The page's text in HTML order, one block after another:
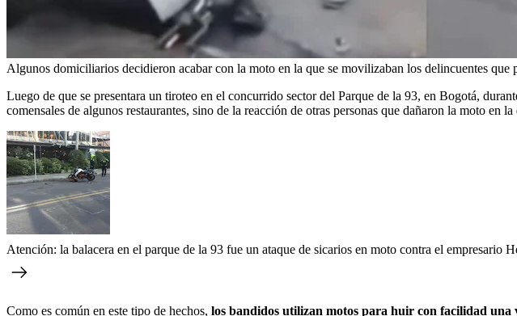
Algunos domiciliarios decidieron acabar con la moto en la que se movilizaban los delincuentes que
Luego de que se presentara un tiroteo en el concurrido sector del Parque de la 93, en Bogotá,
comensales de algunos restaurantes, sino de la reacción de otras personas que dañaron la moto en
Atención: la balacera en el parque de la 93 fue un ataque de sicarios en moto contra el empresario
Como es común en este tipo de hechos, los bandidos utilizan motos para huir con facilidad una